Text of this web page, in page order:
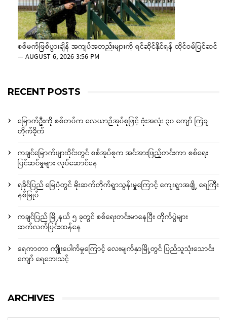
စစ်မက်ဖြစ်ပွားချိန် အကျပ်အတည်းများကို ရင်ဆိုင်နိုင်ရန် ထိုင်ဝမ်ပြင်ဆင်
—AUGUST 6, 2026 3:56 PM
RECENT POSTS
မြောက်ဦးကို စစ်တပ်က လေယာဉ်အုပ်စုဖြင့် ဗုံးအလုံး ၃၀ ကျော် ကြဲချ
တိုက်ခိုက်
ကချင်မြောက်ဖျားပိုင်းတွင် စစ်အုပ်စုက အင်အားဖြည့်တင်းကာ စစ်ရေး
ပြင်ဆင်မှုများ လုပ်ဆောင်နေ
ရခိုင်ပြည် မြေပုံတွင် မိုးဆက်တိုက်ရွာသွန်းမှုကြောင့် ကျေးရွာအချို့ ရေကြီး
နစ်မြုပ်
ကချင်ပြည် မြို့နယ် ၅ ခုတွင် စစ်ရေးတင်းမာနေပြီး တိုက်ပွဲများ
ဆက်လက်ပြင်းထန်နေ
ရေကာတာ ကျိုးပေါက်မှုကြောင့် လေးမျက်နှာမြို့တွင် ပြည်သူသုံးသောင်း
ကျော် ရေဘေးသင့်
ARCHIVES